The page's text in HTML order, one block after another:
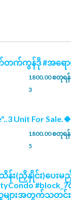
က်ကွန်ဒို #အရော
1800.00 စတုရန်
3
Unit For Sale.🍀
1800.00 စတုရန်
5
သိန်း(ညှိနှိုင်း)ပေးမ
#block_7
ေသူများအတွက်သတင်